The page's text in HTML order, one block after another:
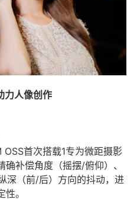
力人像创作
首次搭载1专为微距摄影
补偿角度（摇摆/俯仰）、
深（前/后）方向的抖动，进
。